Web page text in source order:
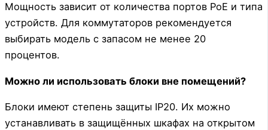
Мощность зависит от количества портов PoE и типа
устройств. Для коммутаторов рекомендуется
выбирать модель с запасом не менее 20
процентов.
Можно ли использовать блоки вне помещений?
Блоки имеют степень защиты IP20. Их можно
устанавливать в защищённых шкафах на открытом